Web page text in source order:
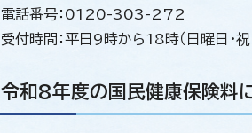
電話番号：0120-303-272
受付時間：平日9時から18時（日曜日・祝
令和8年度の国民健康保険料